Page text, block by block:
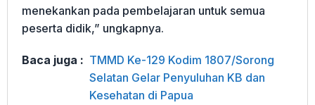
menekankan pada pembelajaran untuk semua
peserta didik,” ungkapnya.
Baca juga : TMMD Ke-129 Kodim 1807/Sorong
Selatan Gelar Penyuluhan KB dan
Kesehatan di Papua